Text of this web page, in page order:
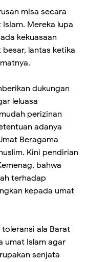
misa secara
Mereka lupa
kekuasaan
lantas ketika
dukungan
leluasa
perizinan
adanya
Beragama
Kini pendirian
bahwa
terhadap
kepada umat
ala Barat
umat Islam agar
senjata